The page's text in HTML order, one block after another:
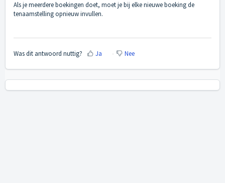
Als je meerdere boekingen doet, moet je bij elke nieuwe boeking de
tenaamstelling opnieuw invullen.
Was dit antwoord nuttig? Ja Nee